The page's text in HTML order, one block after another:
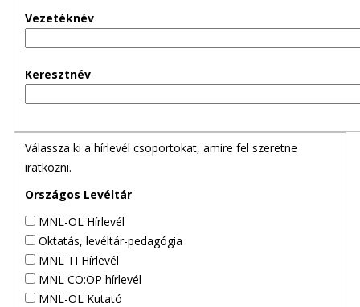
Vezetéknév
Keresztnév
Válassza ki a hírlevél csoportokat, amire fel szeretne
iratkozni.
Országos Levéltár
MNL-OL Hírlevél
Oktatás, levéltár-pedagógia
MNL TI Hírlevél
MNL CO:OP hírlevél
MNL-OL Kutató